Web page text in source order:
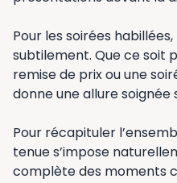
Pour les soirées
subtilement. Que ce soit
remise de prix ou une
donne une allure soignée
Pour récapituler
tenue s’impose
complète des moments